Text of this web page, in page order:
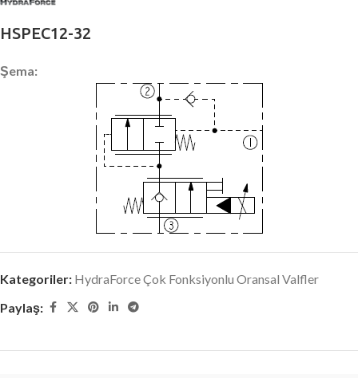
HSPEC12-32
Şema:
Kategoriler: HydraForce Çok Fonksiyonlu Oransal Valfler
Paylaş: